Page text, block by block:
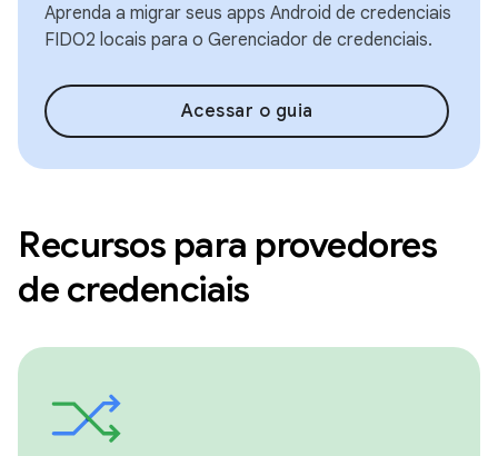
Aprenda a migrar seus apps Android de credenciais
FIDO2 locais para o Gerenciador de credenciais.
Acessar o guia
Recursos para provedores
de credenciais